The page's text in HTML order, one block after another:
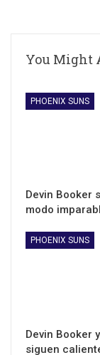
You Might
PHOENIX SUNS
Devin Booker
modo
PHOENIX SUNS
Devin Booker
siguen